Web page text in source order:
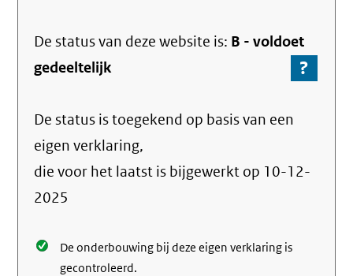
De status van dezewebsite is: B -voldoet
gedeeltelijk
?
Ga
over
De status is toegekend op basis van een
eigen verklaring,
die voor het laatst is bijgewerkt op 10-12-
2025
De onderbouwing bij deze eigen verklaring is
gecontroleerd.